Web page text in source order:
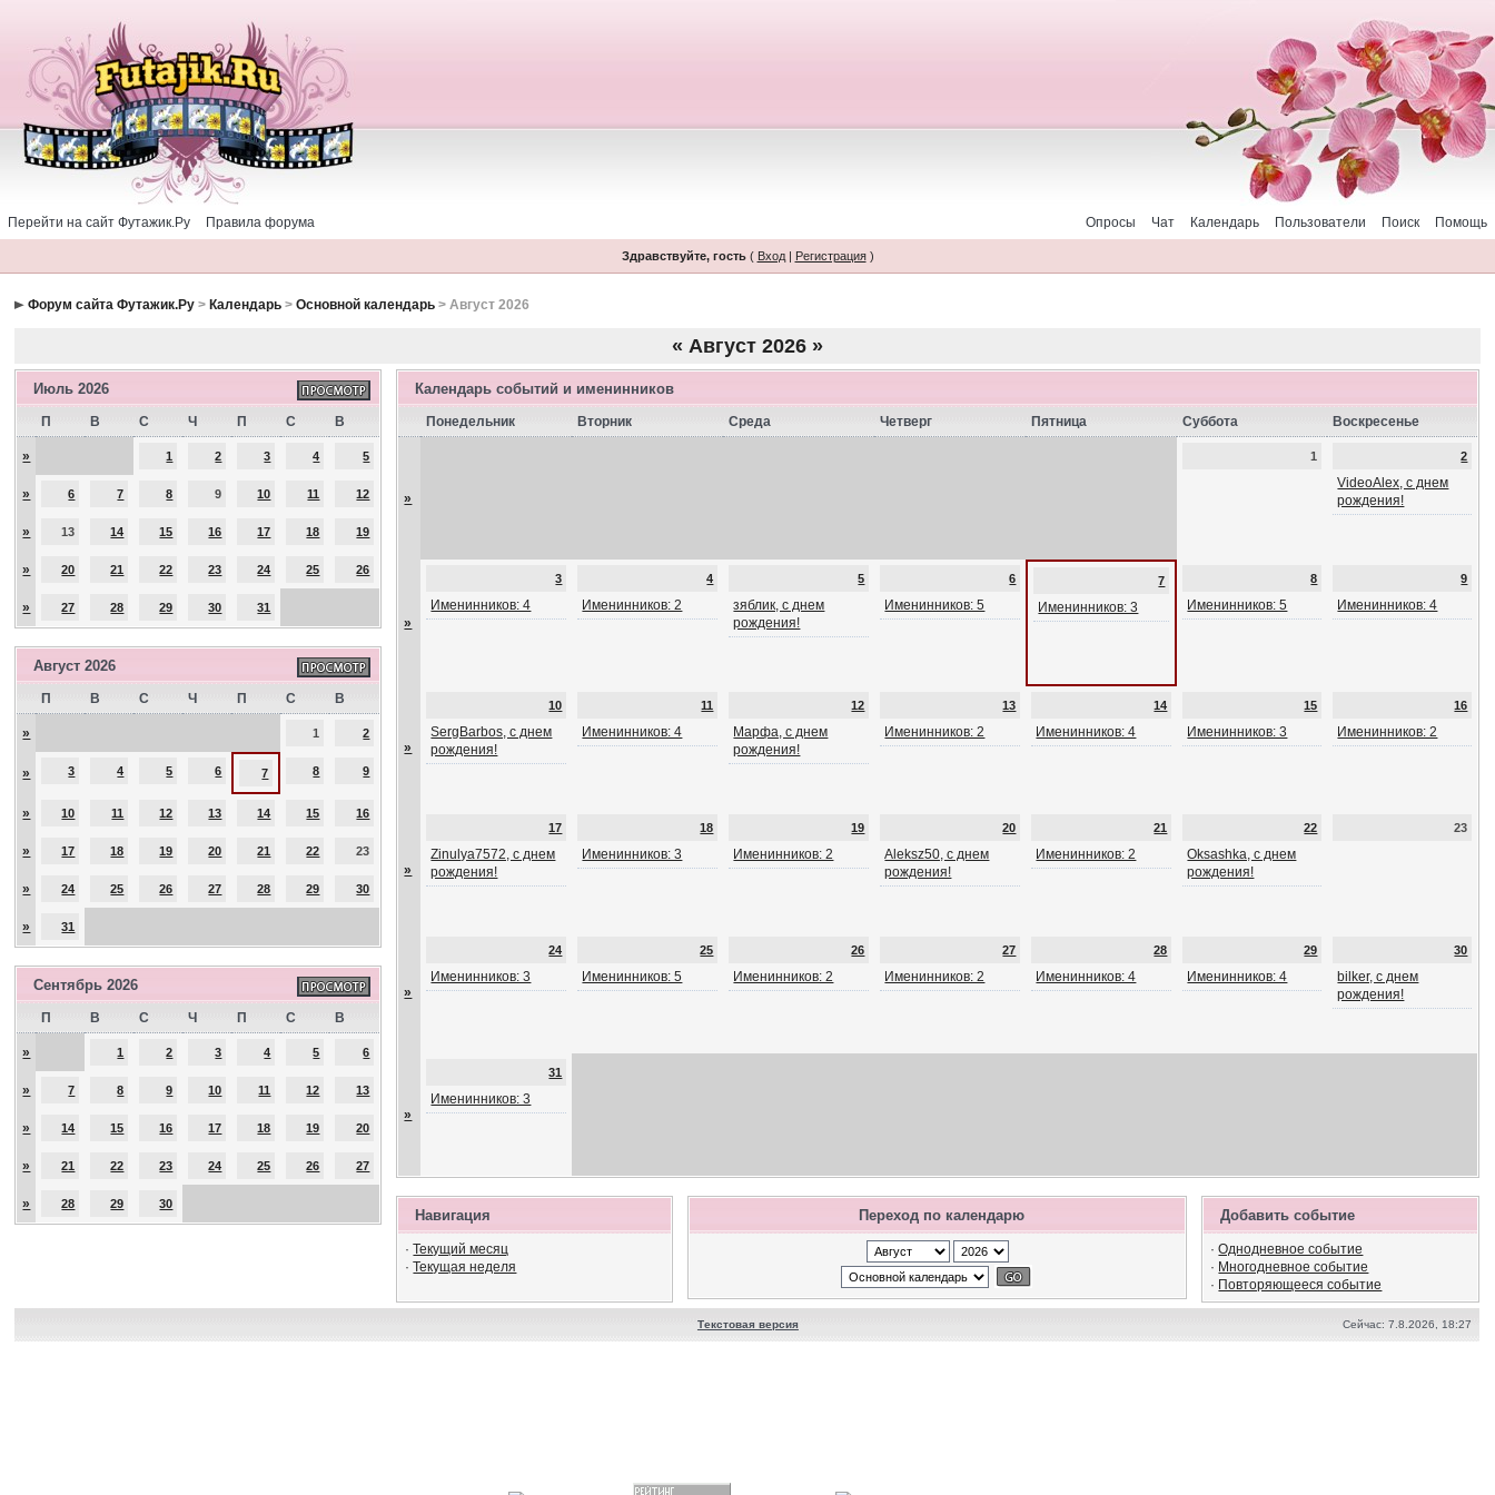
Перейти на сайт Футажик.Ру Правила форума Помощь
Поиск
Пользователи
Календарь
Чат
Опросы
Здравствуйте, гость( Вход| Регистрация)
Форум сайта Футажик.Ру > Календарь >Основной календарь > Август 2026
« Август 2026 »
Июль 2026
П В С Ч П С В
» 1 2 3 4 5
» 6 7 8 9 10 11 12
» 13 14 15 16 17 18 19
» 20 21 22 23 24 25 26
» 27 28 29 30 31
Август 2026
П В С Ч П С В
» 1 2
» 3 4 5 6 7 8 9
» 10 11 12 13 14 15 16
» 17 18 19 20 21 22 23
» 24 25 26 27 28 29 30
» 31
Сентябрь 2026
П В С Ч П С В
» 1 2 3 4 5 6
» 7 8 9 10 11 12 13
» 14 15 16 17 18 19 20
» 21 22 23 24 25 26 27
» 28 29 30
Календарь событий и именинников
Понедельник Вторник Среда Четверг Пятница Суббота Воскресенье
»
1 2
VideoAlex, с днем
рождения!
»
3
Именинников: 4
4
Именинников: 2
5
зяблик, с днем
рождения!
6
Именинников: 5
7
Именинников: 3
8
Именинников: 5
9
Именинников: 4
»
10
SergBarbos, с днем
рождения!
11
Именинников: 4
12
Марфа, с днем
рождения!
13
Именинников: 2
14
Именинников: 4
15
Именинников: 3
16
Именинников: 2
»
17
Zinulya7572, с днем
рождения!
18
Именинников: 3
19
Именинников: 2
20
Aleksz50, с днем
рождения!
21
Именинников: 2
22
Oksashka, с днем
рождения!
23
»
24
Именинников: 3
25
Именинников: 5
26
Именинников: 2
27
Именинников: 2
28
Именинников: 4
29
Именинников: 4
30
bilker, с днем
рождения!
»
31
Именинников: 3
Навигация
·Текущий месяц
·Текущая неделя
Переход по календарю Добавить событие
·Однодневное событие
· Многодневное событие
· Повторяющееся событие
Текстовая версия Сейчас: 7.8.2026, 18:27